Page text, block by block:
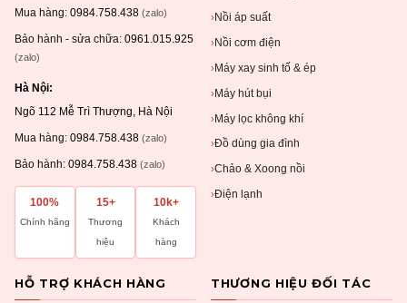
Mua hàng: 0984.758.438 (zalo)
Bảo hành - sửa chữa: 0961.015.925
(zalo)
Hà Nội:
Ngõ 112 Mễ Trì Thượng, Hà Nội
Mua hàng: 0984.758.438 (zalo)
Bảo hành: 0984.758.438 (zalo)
100%
Chính hãng
15+
Thương
hiệu
10k+
Khách
hàng
› Nồi áp suất
› Nồi cơm điện
› Máy xay sinh tố & ép
›Máy hút bụi
›Máy lọc không khí
›Đồ dùng gia đình
›Chảo & Xoong nồi
›Điện lạnh
HỖ TRỢ KHÁCH HÀNG THƯƠNG HIỆU ĐỐI TÁC